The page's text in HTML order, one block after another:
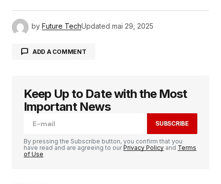
by Future TechUpdated mai 29, 2025
ADD A COMMENT
Votre adresse e-mail ne sera pas publiée. Les
champs obligatoires sont indiqués avec
Keep Up to Date with the Most
Important News
SUBSCRIBE
By pressing the Subscribe button, you confirm that you
have read and are agreeing to ourPrivacy Policy and Terms
of Use